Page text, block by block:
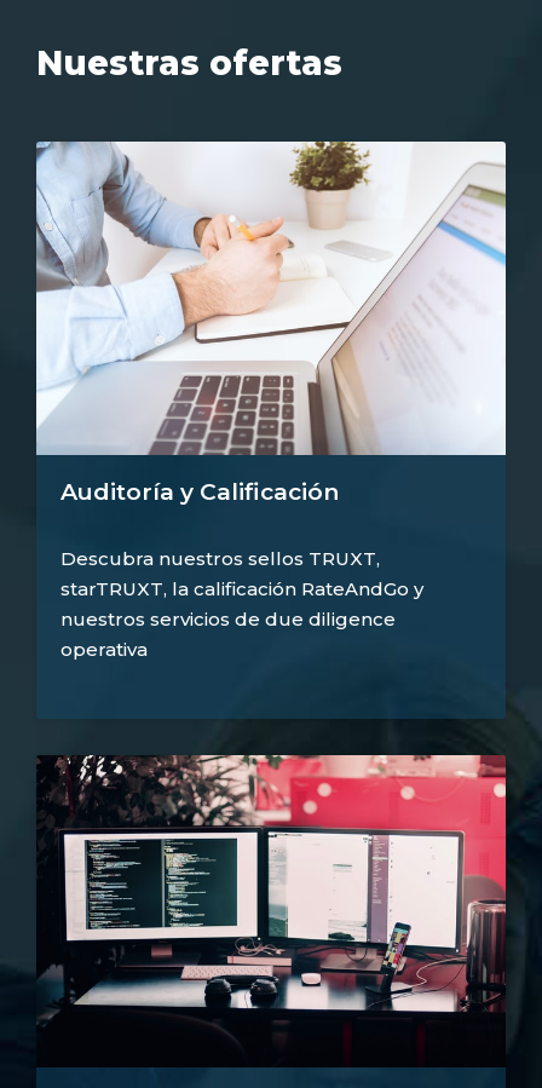
Nuestras ofertas
Auditoría y Calificación
Descubra nuestros sellos TRUXT,
starTRUXT, la calificación RateAndGo y
nuestros servicios de due diligence
operativa